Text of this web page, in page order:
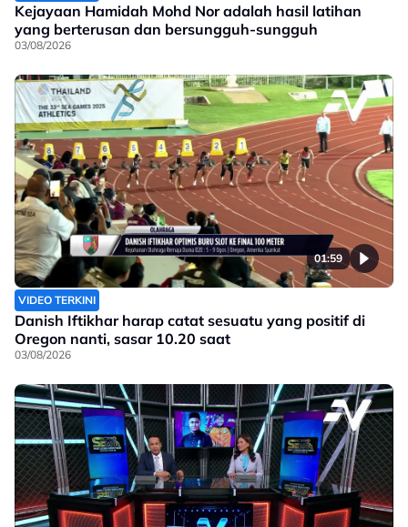
Kejayaan Hamidah Mohd Nor adalah hasil latihan
yang berterusan dan bersungguh-sungguh
03/08/2026
01:59
VIDEO TERKINI
Danish Iftikhar harap catat sesuatu yang positif di
Oregon nanti, sasar 10.20 saat
03/08/2026